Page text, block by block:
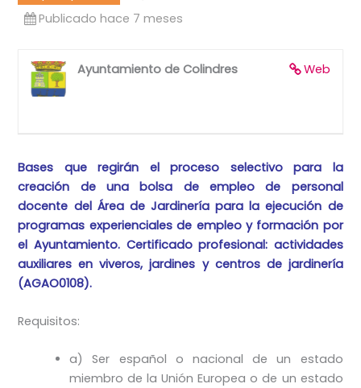
Publicado hace 7 meses
Web
Ayuntamiento de Colindres
Bases que regirán el proceso selectivo para la
creación de una bolsa de empleo de personal
docente del Área de Jardinería para la ejecución de
programas experienciales de empleo y formación por
el Ayuntamiento. Certificado profesional: actividades
auxiliares en viveros, jardines y centros de jardinería
(AGAO0108).
Requisitos:
a) Ser español o nacional de un estado
miembro de la Unión Europea o de un estado